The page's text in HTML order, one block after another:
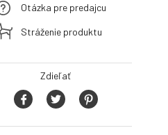
Otázka pre predajcu
Stráženie produktu
Zdieľať